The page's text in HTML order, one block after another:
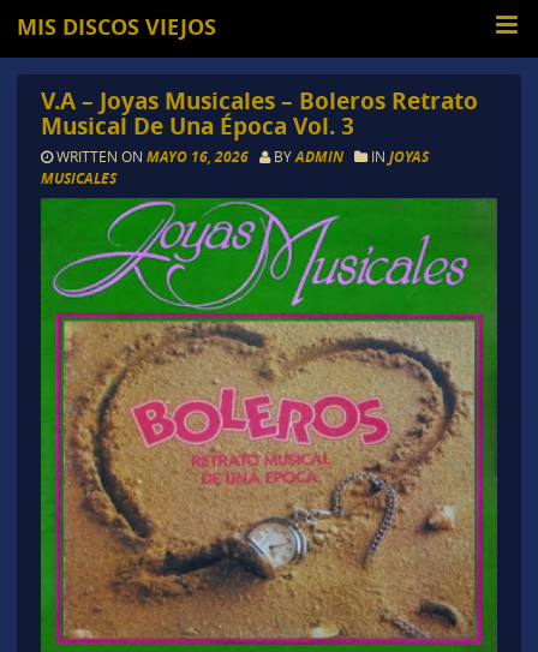
MIS DISCOS VIEJOS
V.A – Joyas Musicales – Boleros Retrato
Musical De Una Época Vol. 3
WRITTEN ON MAYO 16, 2026 BYADMIN IN JOYAS
MUSICALES